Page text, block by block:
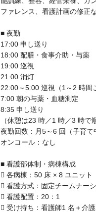
ファレンス、看護計画の修正な
■ 夜勤
17:00 申し送り
18:00 配膳・食事介助・与薬
19:00 巡視
21:00 消灯
22:00～5:00 巡視（1～2 時間
7:00 朝の与薬・血糖測定
8:35 申し送り
（休憩は23 時／1 時／3 時で
夜勤回数：月5～6 回（子育て
オンコール：なし
■ 看護部体制・病棟構成
 各病棟：50 床 × 8 ユニット
 看護方式：固定チームナー
 看護配置：20：1
 受け持ち：看護師1 名＋介